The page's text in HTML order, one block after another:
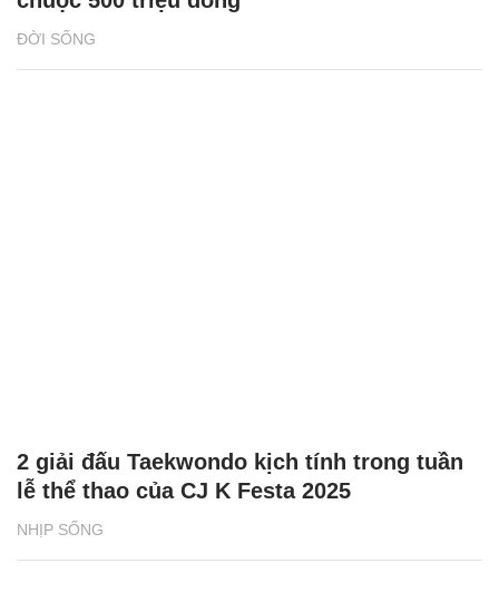
ĐỜI SỐNG
NHỊP SỐNG
2 giải đấu Taekwondo kịch tính trong tuần
lễ thể thao của CJ K Festa 2025